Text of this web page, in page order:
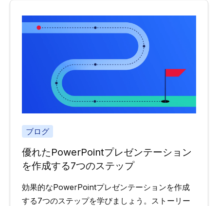
ブログ
優れたPowerPointプレゼンテーション
を作成する7つのステップ
効果的なPowerPointプレゼンテーションを作成
する7つのステップを学びましょう。ストーリー